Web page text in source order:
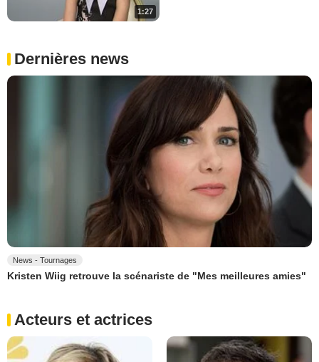
1:27
Dernières news
News - Tournages
Kristen Wiig retrouve la scénariste de "Mes meilleures amies"
Acteurs et actrices